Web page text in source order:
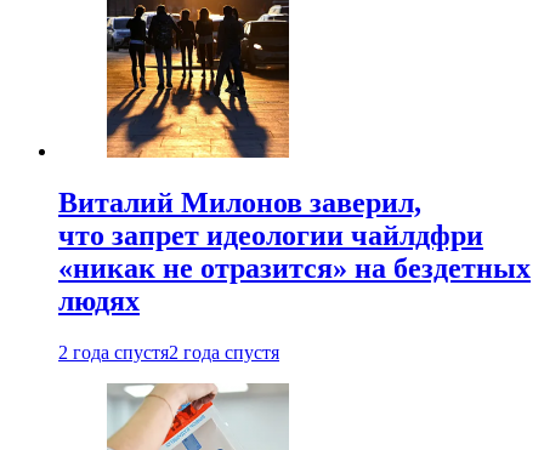
Виталий Милонов заверил,
что запрет идеологии чайлдфри
«никак не отразится» на бездетных
людях
2 года спустя2 года спустя